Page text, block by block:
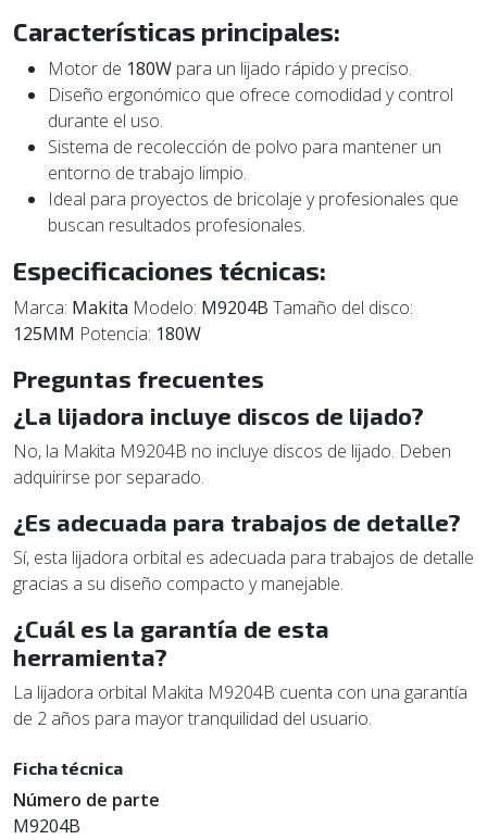
Características principales:
Motor de 180W para un lijado rápido y preciso.
Diseño ergonómico que ofrece comodidad y control
durante el uso.
Sistema de recolección de polvo para mantener un
entorno de trabajo limpio.
Ideal para proyectos de bricolaje y profesionales que
buscan resultados profesionales.
Especificaciones técnicas:
Marca: Makita Modelo: M9204B Tamaño del disco:
125MM Potencia: 180W
Preguntas frecuentes
¿La lijadora incluye discos de lijado?
No, la Makita M9204B no incluye discos de lijado. Deben
adquirirse por separado.
¿Es adecuada para trabajos de detalle?
Sí, esta lijadora orbital es adecuada para trabajos de detalle
gracias a su diseño compacto y manejable.
¿Cuál es la garantía de esta
herramienta?
La lijadora orbital Makita M9204B cuenta con una garantía
de 2 años para mayor tranquilidad del usuario.
Ficha técnica
Número de parte
M9204B